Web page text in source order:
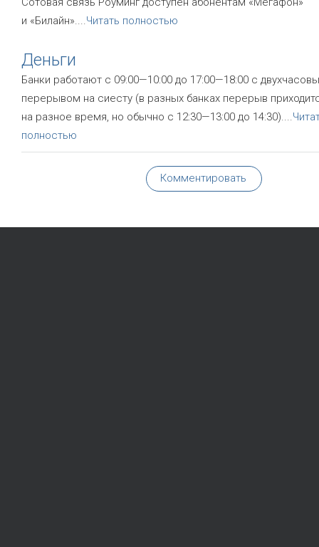
и «Билайн»....Читать полностью
Деньги
Банки работают с 09:00—10:00 до 17:00—18:00 с
перерывом на сиесту (в разных банках перерыв
на разное время, но обычно с 12:30—13:00 до 14:30)....
полностью
Комментировать